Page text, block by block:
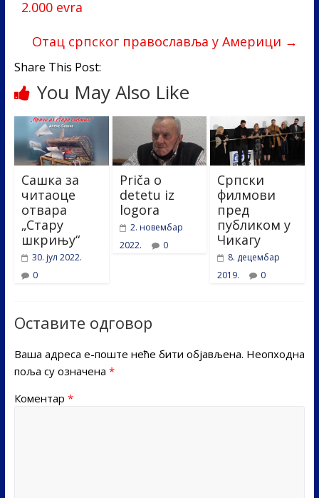
k
2.000 evra
Отац српског православља у Америци →
Share This Post:
You May Also Like
Сашка за
читаоце
отвара
„Стару
шкрињу“
30. јул 2022.
0
Priča o
detetu iz
logora
2. новембар
2022.
0
Српски
филмови
пред
публиком у
Чикагу
8. децембар
2019.
0
Оставите одговор
Ваша адреса е-поште неће бити објављена. Неопходна
поља су означена *
Коментар *